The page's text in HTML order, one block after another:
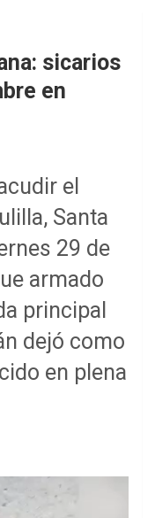
sicarios
en
el
Santa
29 de
armado
principal
dejó como
en plena